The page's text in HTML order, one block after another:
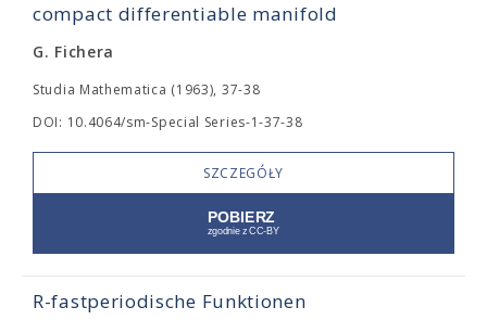
compact differentiable manifold
G. Fichera
Studia Mathematica (1963), 37-38
DOI: 10.4064/sm-Special Series-1-37-38
SZCZEGÓŁY
R-fastperiodische Funktionen